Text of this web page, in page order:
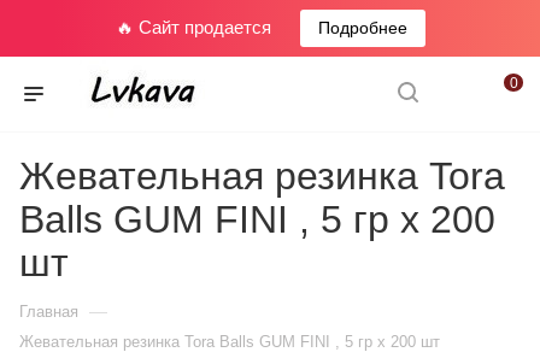
🔥 Сайт продается Подробнее
0
Жевательная резинка Tora
Balls GUM FINI , 5 гр х 200
шт
Главная —
Жевательная резинка Tora Balls GUM FINI , 5 гр х 200 шт